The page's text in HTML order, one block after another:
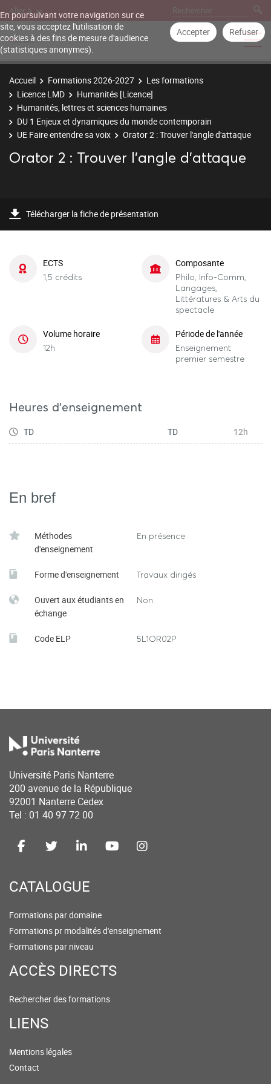
En poursuivant votre navigation sur ce
site, vous acceptez l'utilisation de
cookies à des fins de mesure d'audience
(statistiques anonymes).
Accepter Refuser
Aller à
Accueil Formations 2026-2027
Les formations
Licence LMD
Humanités [Licence]
Humanités, lettres et sciences humaines
DU 1 Enjeux et dynamiques du monde contemporain
UE Faire entendre sa voix
Orator 2 : Trouver l'angle d'attaque
Orator 2 : Trouver l'angle d'attaque
Télécharger la fiche de présentation
ECTS
1,5 crédits
Composante
Philo, Info-Comm,
Langages,
Littératures & Arts du
spectacle
Volume horaire
12h
Période de l'année
Enseignement
premier semestre
Heures d'enseignement
TD TD 12h
En bref
Méthodes
d'enseignement
En présence
Forme d'enseignement Travaux dirigés
Ouvert aux étudiants en
échange
Non
Code ELP 5L1OR02P
Université Paris Nanterre
200 avenue de la République
92001 Nanterre Cedex
Tel : 01 40 97 72 00
CATALOGUE
Formations par domaine
Formations pr modalités d'enseignement
Formations par niveau
ACCÈS DIRECTS
Rechercher des formations
LIENS
Mentions légales
Contact